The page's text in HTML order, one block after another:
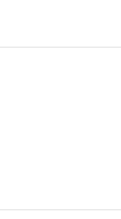
Légal